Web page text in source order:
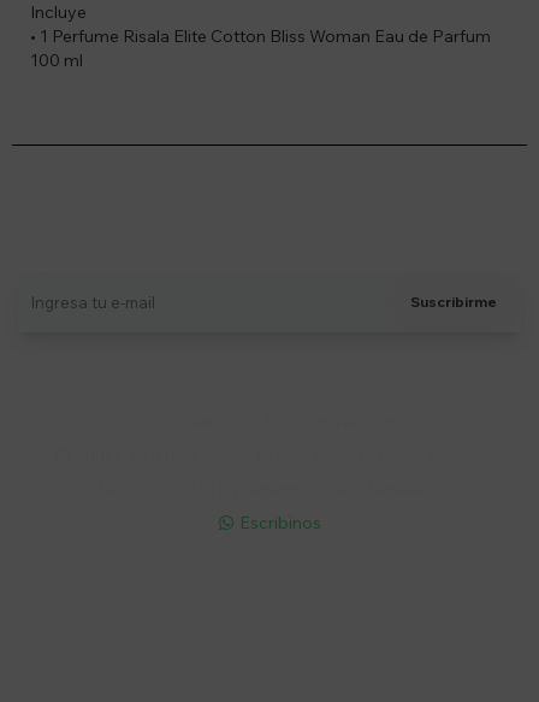
Incluye
• 1 Perfume Risala Elite Cotton Bliss Woman Eau de Parfum
100 ml
Suscribirme
 Escribinos